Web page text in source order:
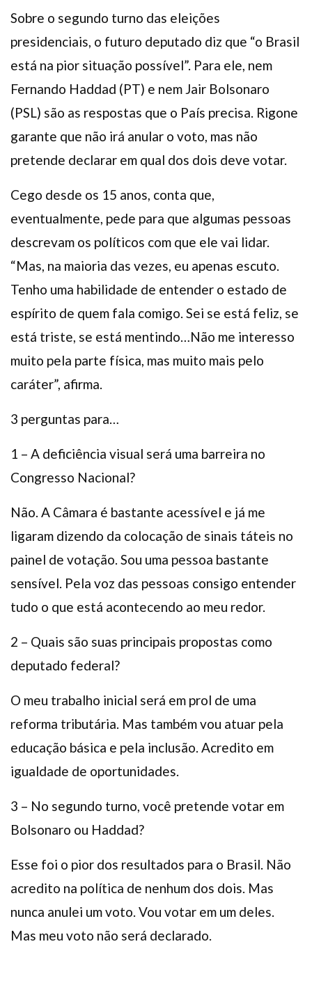
Sobre o segundo turno das eleições
presidenciais, o futuro deputado diz que “o Brasil
está na pior situação possível”. Para ele, nem
Fernando Haddad (PT) e nem Jair Bolsonaro
(PSL) são as respostas que o País precisa. Rigone
garante que não irá anular o voto, mas não
pretende declarar em qual dos dois deve votar.
Cego desde os 15 anos, conta que,
eventualmente, pede para que algumas pessoas
descrevam os políticos com que ele vai lidar.
“Mas, na maioria das vezes, eu apenas escuto.
Tenho uma habilidade de entender o estado de
espírito de quem fala comigo. Sei se está feliz, se
está triste, se está mentindo…Não me interesso
muito pela parte física, mas muito mais pelo
caráter”, afirma.
3 perguntas para…
1 – A deficiência visual será uma barreira no
Congresso Nacional?
Não. A Câmara é bastante acessível e já me
ligaram dizendo da colocação de sinais táteis no
painel de votação. Sou uma pessoa bastante
sensível. Pela voz das pessoas consigo entender
tudo o que está acontecendo ao meu redor.
2 – Quais são suas principais propostas como
deputado federal?
O meu trabalho inicial será em prol de uma
reforma tributária. Mas também vou atuar pela
educação básica e pela inclusão. Acredito em
igualdade de oportunidades.
3 – No segundo turno, você pretende votar em
Bolsonaro ou Haddad?
Esse foi o pior dos resultados para o Brasil. Não
acredito na política de nenhum dos dois. Mas
nunca anulei um voto. Vou votar em um deles.
Mas meu voto não será declarado.